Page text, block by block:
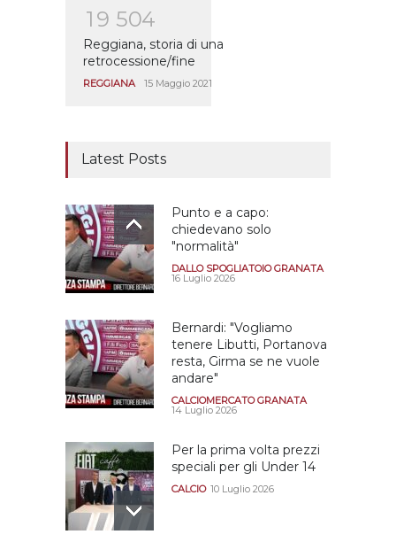
1 9 504
Reggiana, storia di una
retrocessione/fine
REGGIANA 15 Maggio 2021
Latest Posts
Punto e a capo:
chiedevano solo
"normalità"
DALLO SPOGLIATOIO GRANATA
16 Luglio 2026
Bernardi: "Vogliamo
tenere Libutti, Portanova
resta, Girma se ne vuole
andare"
CALCIOMERCATO GRANATA
14 Luglio 2026
Per la prima volta prezzi
speciali per gli Under 14
CALCIO 10 Luglio 2026